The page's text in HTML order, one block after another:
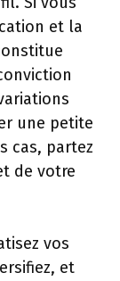
et la
une petite
cas, partez
de votre
vos
et